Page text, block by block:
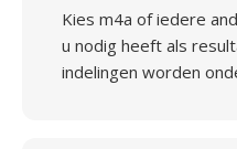
Kies m4a of iedere
u nodig heeft als
indelingen worden